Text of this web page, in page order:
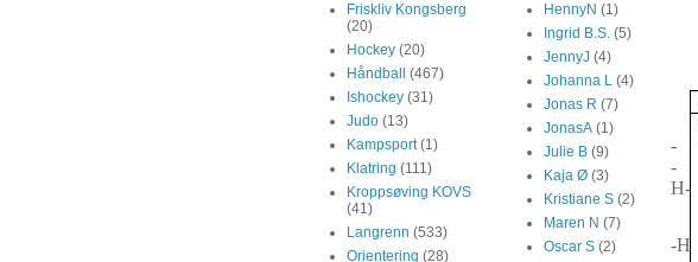
-
-
H-
-H
Friskliv Kongsberg
(20)
Hockey (20)
Håndball
(467)
Ishockey (31)
Judo (13)
Kampsport (1)
Klatring (111)
Kroppsøving KOVS
(41)
Langrenn (533)
Orientering (28)
HennyN (1)
Ingrid B.S. (5)
JennyJ (4)
Johanna L (4)
Jonas R (7)
JonasA (1)
Julie B (9)
Kaja Ø (3)
Kristiane S (2)
Maren N (7)
Oscar S (2)